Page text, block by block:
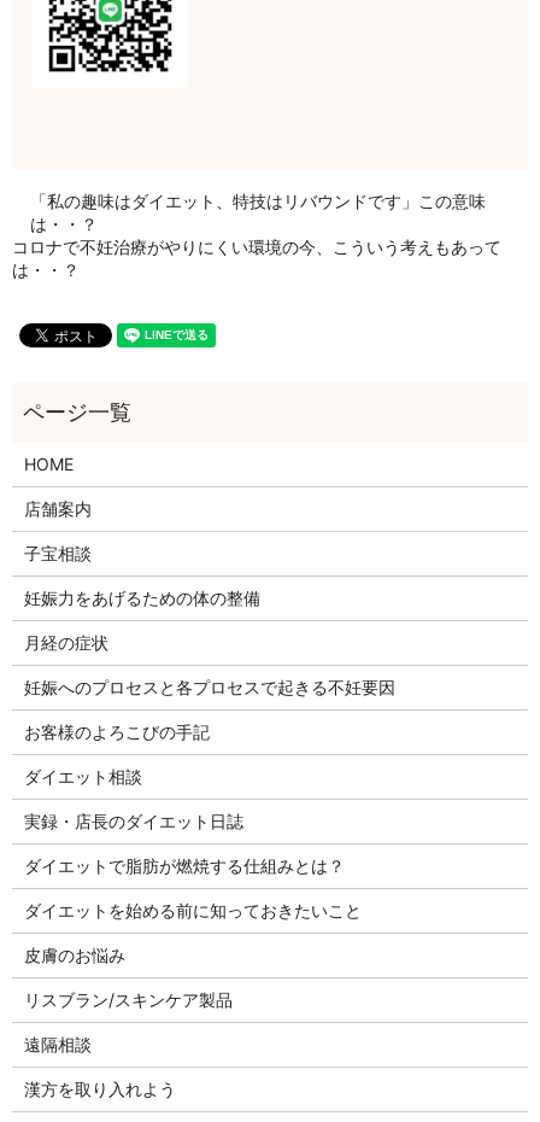
「私の趣味はダイエット、特技はリバウンドです」この意味
は・・？
コロナで不妊治療がやりにくい環境の今、こういう考えもあって
は・・？
HOME
店舗案内
子宝相談
妊娠力をあげるための体の整備
月経の症状
妊娠へのプロセスと各プロセスで起きる不妊要因
お客様のよろこびの手記
ダイエット相談
実録・店長のダイエット日誌
ダイエットで脂肪が燃焼する仕組みとは？
ダイエットを始める前に知っておきたいこと
皮膚のお悩み
リスブラン/スキンケア製品
遠隔相談
漢方を取り入れよう